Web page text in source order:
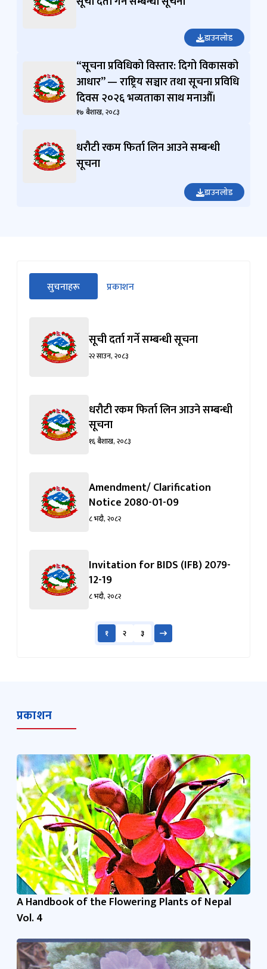
डाउनलोड
“सूचना प्रविधिको विस्तार: दिगो विकासको
आधार” — राष्ट्रिय सञ्चार तथा सूचना प्रविधि
दिवस २०२६ भव्यताका साथ मनाऔँ।
१७ बैशाख, २०८३
धरौटी रकम फिर्ता लिन आउने सम्बन्धी
सूचना
डाउनलोड
सीधा
पहिलो
जानुहोस्
सुचनाहरू
(सक्रिय ट्याब)
प्रकाशन
सूची दर्ता गर्ने सम्बन्धी सूचना
२२ साउन, २०८३
धरौटी रकम फिर्ता लिन आउने सम्बन्धी
सूचना
१६ बैशाख, २०८३
Amendment/ Clarification
Notice 2080-01-09
८ भदौ, २०८२
Invitation for BIDS (IFB) 2079-
12-19
८ भदौ, २०८२
१ २ ३
प्रकाशन
A Handbook of the Flowering Plants of Nepal
Vol. 4